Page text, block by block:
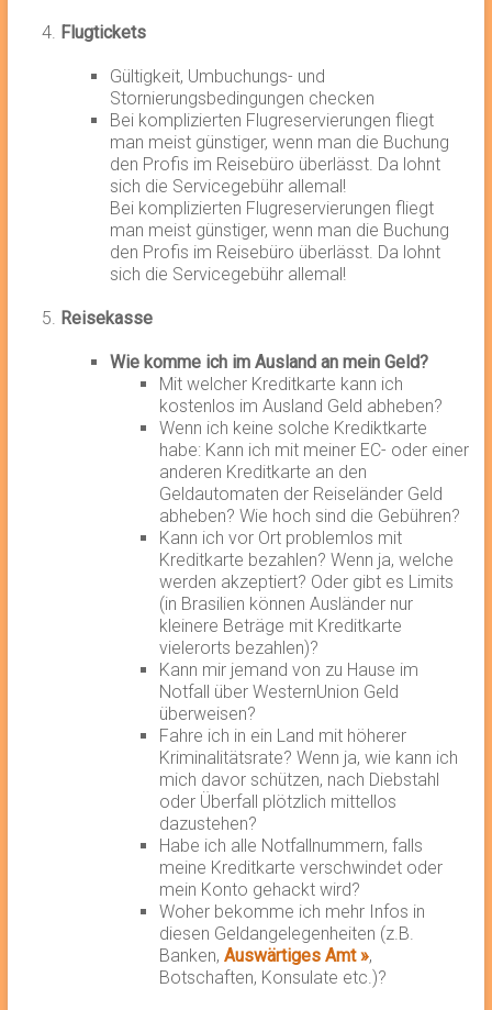
Flugtickets
Gültigkeit, Umbuchungs- und
Stornierungsbedingungen checken
Bei komplizierten Flugreservierungen fliegt
man meist günstiger, wenn man die Buchung
den Profis im Reisebüro überlässt. Da lohnt
sich die Servicegebühr allemal!
Bei komplizierten Flugreservierungen fliegt
man meist günstiger, wenn man die Buchung
den Profis im Reisebüro überlässt. Da lohnt
sich die Servicegebühr allemal!
Reisekasse
Wie komme ich im Ausland an mein Geld?
Mit welcher Kreditkarte kann ich
kostenlos im Ausland Geld abheben?
Wenn ich keine solche Krediktkarte
habe: Kann ich mit meiner EC- oder einer
anderen Kreditkarte an den
Geldautomaten der Reiseländer Geld
abheben? Wie hoch sind die Gebühren?
Kann ich vor Ort problemlos mit
Kreditkarte bezahlen? Wenn ja, welche
werden akzeptiert? Oder gibt es Limits
(in Brasilien können Ausländer nur
kleinere Beträge mit Kreditkarte
vielerorts bezahlen)?
Kann mir jemand von zu Hause im
Notfall über WesternUnion Geld
überweisen?
Fahre ich in ein Land mit höherer
Kriminalitätsrate? Wenn ja, wie kann ich
mich davor schützen, nach Diebstahl
oder Überfall plötzlich mittellos
dazustehen?
Habe ich alle Notfallnummern, falls
meine Kreditkarte verschwindet oder
mein Konto gehackt wird?
Woher bekomme ich mehr Infos in
diesen Geldangelegenheiten (z.B.
Banken, Auswärtiges Amt »,
Botschaften, Konsulate etc.)?